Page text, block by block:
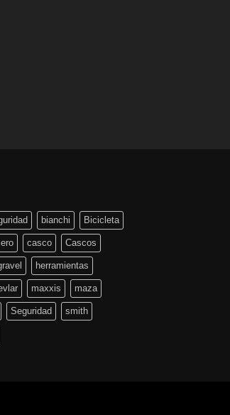
bianchi Bicicleta
casco Cascos
herramientas
maxxis maza
Seguridad smith